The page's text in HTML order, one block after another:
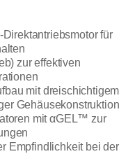
für
zur effektiven
mit dreischichtigem
Gehäusekonstruktion
mit αGEL™ zur
Empfindlichkeit bei der